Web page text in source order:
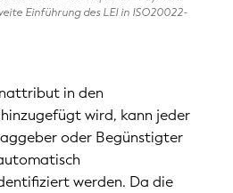
Einführung des LEI in ISO20022-
in den
wird, kann jeder
oder Begünstigter
werden. Da die